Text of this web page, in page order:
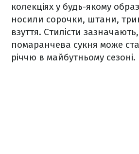
колекціях у будь-якому
носили сорочки, штани,
взуття. Стилісти
помаранчева сукня може
річчю в майбутньому сезоні.